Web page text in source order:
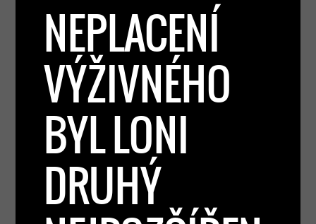
NEPLACENÍ
VÝŽIVNÉHO
BYL LONI
DRUHÝ